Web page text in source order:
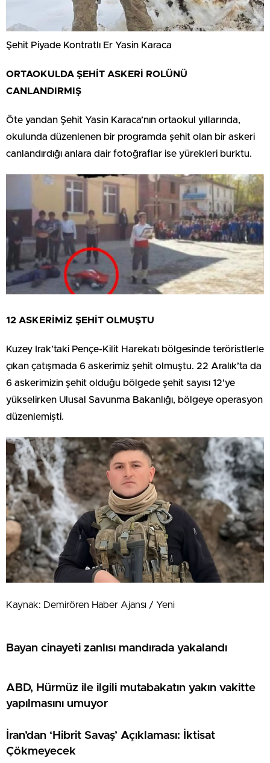
Şehit Piyade Kontratlı Er Yasin Karaca
ORTAOKULDA ŞEHİT ASKERİ ROLÜNÜ
CANLANDIRMIŞ
Öte yandan Şehit Yasin Karaca’nın ortaokul yıllarında,
okulunda düzenlenen bir programda şehit olan bir askeri
canlandırdığı anlara dair fotoğraflar ise yürekleri burktu.
12 ASKERİMİZ ŞEHİT OLMUŞTU
Kuzey Irak’taki Pençe-Kilit Harekatı bölgesinde teröristlerle
çıkan çatışmada 6 askerimiz şehit olmuştu. 22 Aralık’ta da
6 askerimizin şehit olduğu bölgede şehit sayısı 12’ye
yükselirken Ulusal Savunma Bakanlığı, bölgeye operasyon
düzenlemişti.
Kaynak: Demirören Haber Ajansı / Yeni
Bayan cinayeti zanlısı mandırada yakalandı
ABD, Hürmüz ile ilgili mutabakatın yakın vakitte
yapılmasını umuyor
İran’dan ‘Hibrit Savaş’ Açıklaması: İktisat
Çökmeyecek